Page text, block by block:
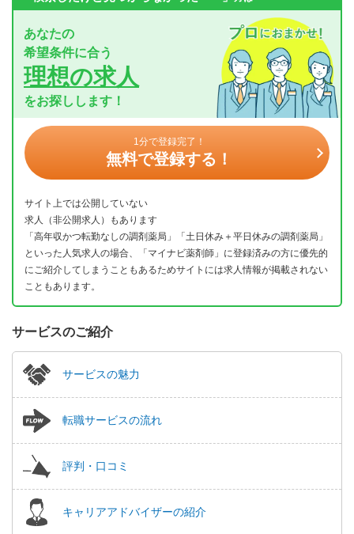
あなたの
希望条件に合う
理想の求人
をお探しします！
1分で登録完了！
無料で登録する！
サイト上では公開していない
求人（非公開求人）もあります
「高年収かつ転勤なしの調剤薬局」「土日休み＋平日休みの調剤薬局」
といった人気求人の場合、「マイナビ薬剤師」に登録済みの方に優先的
にご紹介してしまうこともあるためサイトには求人情報が掲載されない
こともあります。
サービスのご紹介
サービスの魅力
転職サービスの流れ
評判・口コミ
キャリアアドバイザーの紹介